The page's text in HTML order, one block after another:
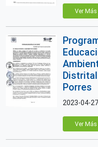
Ver Más
Porres
2023-04-27
Ver Más